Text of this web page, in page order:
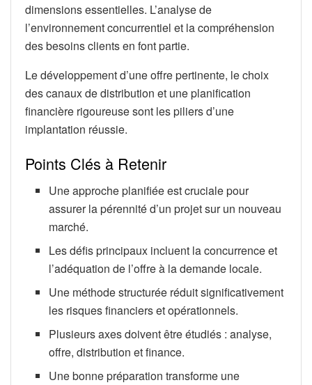
dimensions essentielles. L’analyse de
l’environnement concurrentiel et la compréhension
des besoins clients en font partie.
Le développement d’une offre pertinente, le choix
des canaux de distribution et une planification
financière rigoureuse sont les piliers d’une
implantation réussie.
Points Clés à Retenir
Une approche planifiée est cruciale pour
assurer la pérennité d’un projet sur un nouveau
marché.
Les défis principaux incluent la concurrence et
l’adéquation de l’offre à la demande locale.
Une méthode structurée réduit significativement
les risques financiers et opérationnels.
Plusieurs axes doivent être étudiés : analyse,
offre, distribution et finance.
Une bonne préparation transforme une